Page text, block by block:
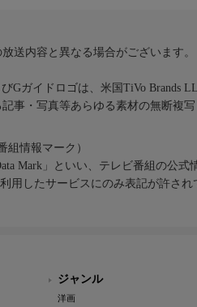
送内容と異なる場合がございます。
Gガイドロゴは、米国TiVo Brands
事・写真等あらゆる素材の無断複写
組情報マーク）
Mark」といい、テレビ番組の公式
用したサービスにのみ表記が許され
ジャンル
洋画